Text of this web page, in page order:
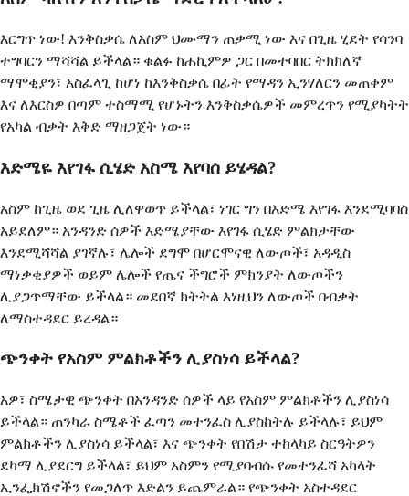
እርግጥ ነው! እንቅስቃሴ ለአስም ህሙማን ጠቃሚ ነው እና በጊዜ ሂደት የሳንባ
ተግባርን ማሻሻል ይችላል። ቁልፉ ከሐኪምዎ ጋር በመተባበር ትክክለኛ
ማሞቂያን፣ አስፈላጊ ከሆነ ከእንቅስቃሴ በፊት የማዳን ኢንሃለርን መጠቀም
እና ለእርስዎ በጣም ተስማሚ የሆኑትን እንቅስቃሴዎች መምረጥን የሚያካትት
የአካል ብቃት እቅድ ማዘጋጀት ነው።
እድሜዬ እየገፋ ሲሄድ አስሜ እየባሰ ይሄዳል?
አስም ከጊዜ ወደ ጊዜ ሊለዋወጥ ይችላል፣ ነገር ግን በእድሜ እየገፋ እንደሚባባስ
አይደለም። አንዳንድ ሰዎች እድሜያቸው እየገፋ ሲሄድ ምልክታቸው
እንደሚሻሻል ያገኛሉ፣ ሌሎች ደግሞ በሆርሞናዊ ለውጦች፣ አዳዲስ
ማነቃቂያዎች ወይም ሌሎች የጤና ችግሮች ምክንያት ለውጦችን
ሊያጋጥማቸው ይችላል። መደበኛ ክትትል እነዚህን ለውጦች በብቃት
ለማስተዳደር ይረዳል።
ጭንቀት የአስም ምልክቶችን ሊያስነሳ ይችላል?
አዎ፣ ስሜታዊ ጭንቀት በአንዳንድ ሰዎች ላይ የአስም ምልክቶችን ሊያስነሳ
ይችላል። ጠንካራ ስሜቶች ፈጣን መተንፈስ ሊያስከትሉ ይችላሉ፣ ይህም
ምልክቶችን ሊያስነሳ ይችላል፣ እና ጭንቀት የበሽታ ተከላካይ ስርዓትዎን
ደካማ ሊያደርግ ይችላል፣ ይህም አስምን የሚያባብሱ የመተንፈሻ አካላት
ኢንፌክሽኖችን የመጋለጥ እድልን ይጨምራል። የጭንቀት አስተዳደር